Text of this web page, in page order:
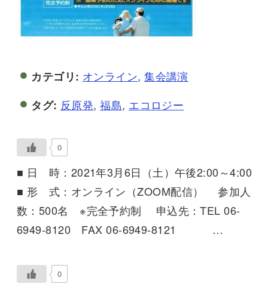
カテゴリ: オンライン,集会講演
タグ: 反原発,福島, エコロジー
0
■ 日 時：2021年3月6日（土）午後2:00～4:00
■ 形 式：オンライン（ZOOM配信） 参加人
数：500名 ※完全予約制 申込先：TEL 06-
6949-8120 FAX 06-6949-8121 …
0